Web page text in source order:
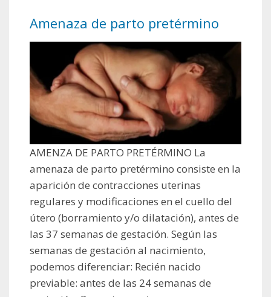
Amenaza de parto pretérmino
AMENZA DE PARTO PRETÉRMINO La
amenaza de parto pretérmino consiste en la
aparición de contracciones uterinas
regulares y modificaciones en el cuello del
útero (borramiento y/o dilatación), antes de
las 37 semanas de gestación. Según las
semanas de gestación al nacimiento,
podemos diferenciar: Recién nacido
previable: antes de las 24 semanas de